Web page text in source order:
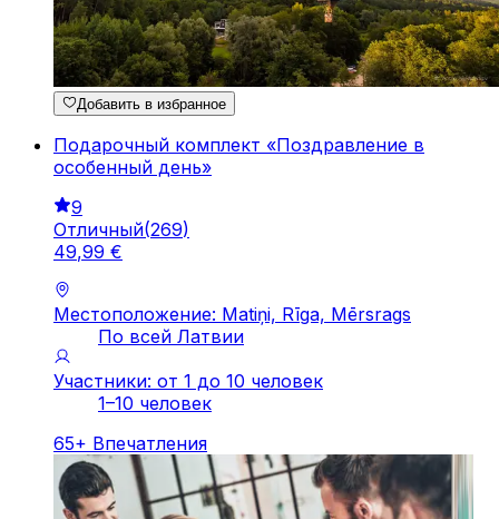
Добавить в избранное
Подарочный комплект «Поздравление в
особенный день»
9
Отличный(269)
49,99 €
Местоположение: Matiņi, Rīga, Mērsrags
По всей Латвии
Участники: от 1 до 10 человек
1–10 человек
65+ Впечатления